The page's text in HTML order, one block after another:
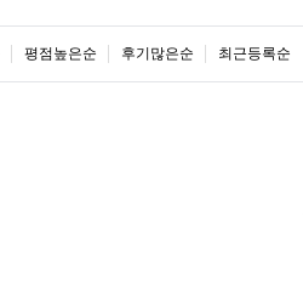
평점높은순 후기많은순 최근등록순